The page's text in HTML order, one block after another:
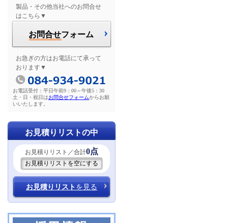
製品・その他当社へのお問合せ
はこちら▼
お問合せフォーム
お急ぎの方はお電話にて承って
おります▼
お電話受付：平日午前9：00～午後5：30
土・日・祝日はお問合せフォームからお願
いいたします。
お見積りリストの中
お見積りリスト／合計0点
お見積りリスト を見る